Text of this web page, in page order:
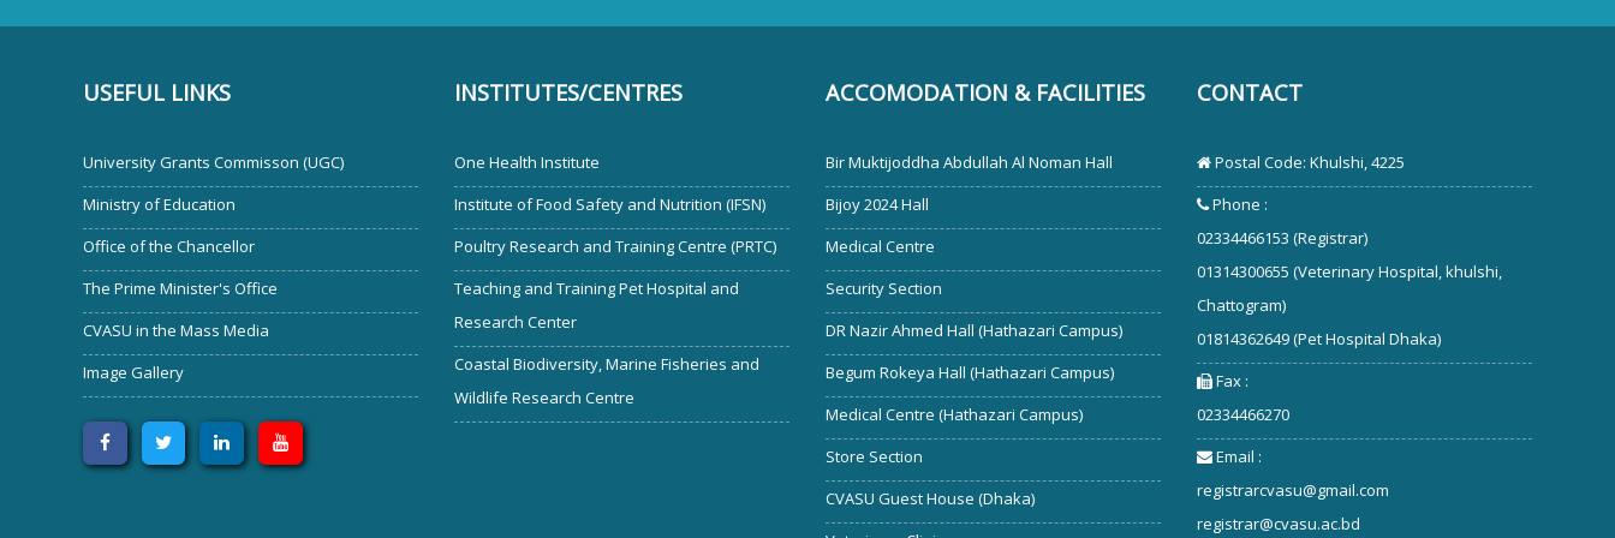
USEFUL LINKS
University Grants Commisson (UGC)
Ministry of Education
Office of the Chancellor
The Prime Minister's Office
CVASU in the Mass Media
Image Gallery
INSTITUTES/CENTRES
One Health Institute
Institute of Food Safety and Nutrition (IFSN)
Poultry Research and Training Centre (PRTC)
Teaching and Training Pet Hospital and
Research Center
Coastal Biodiversity, Marine Fisheries and
Wildlife Research Centre
ACCOMODATION & FACILITIES
Bir Muktijoddha Abdullah Al Noman Hall
Bijoy 2024 Hall
Medical Centre
Security Section
DR Nazir Ahmed Hall (Hathazari Campus)
Begum Rokeya Hall (Hathazari Campus)
Medical Centre (Hathazari Campus)
Store Section
CVASU Guest House (Dhaka)
CONTACT
Postal Code: Khulshi, 4225
Phone :
02334466153 (Registrar)
01314300655 (Veterinary Hospital, khulshi,
Chattogram)
01814362649 (Pet Hospital Dhaka)
Fax :
02334466270
Email :
registrarcvasu@gmail.com
registrar@cvasu.ac.bd